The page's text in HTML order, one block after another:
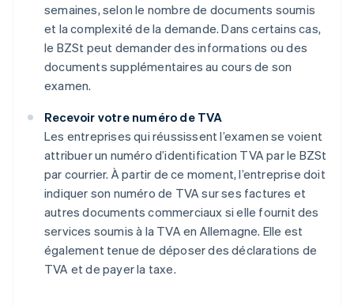
semaines, selon le nombre de documents soumis
et la complexité de la demande. Dans certains cas,
le BZSt peut demander des informations ou des
documents supplémentaires au cours de son
examen.
Recevoir votre numéro de TVA
Les entreprises qui réussissent l’examen se voient
attribuer un numéro d’identification TVA par le BZSt
par courrier. À partir de ce moment, l’entreprise doit
indiquer son numéro de TVA sur ses factures et
autres documents commerciaux si elle fournit des
services soumis à la TVA en Allemagne. Elle est
également tenue de déposer des déclarations de
TVA et de payer la taxe.